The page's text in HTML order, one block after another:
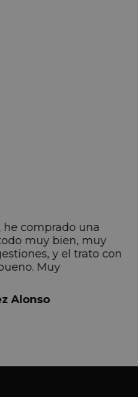
he comprado una
muy bien, muy
y el trato con
Muy
Alonso